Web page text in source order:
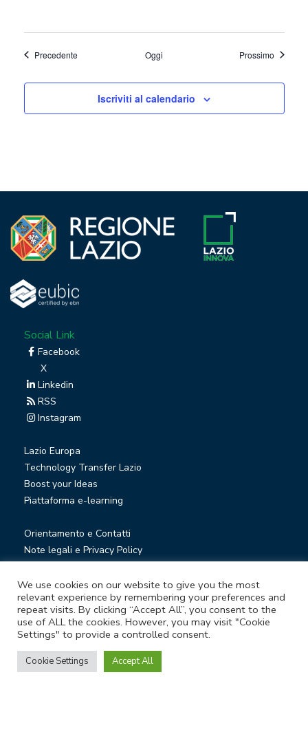
PrecedenteEventi Oggi ProssimoEventi
Iscriviti al calendario
Social Link
Facebook
X
Linkedin
RSS
Instagram
Lazio Europa
Technology Transfer Lazio
Boost your Ideas
Piattaforma e-learning
Orientamento e Contatti
Note legali e Privacy Policy
Società trasparente
Whistleblowing
© Lazio Innova S.p.A. società soggetta a direzione e
coordinamento della Regione Lazio
Sede legale Via Marco Aurelio 26 A - 00184 Roma
We use cookies on our website to give you the most
relevant experience by remembering your preferences and
repeat visits. By clicking “Accept All”, you consent to the
use of ALL the cookies. However, you may visit "Cookie
Settings" to provide a controlled consent.
Cookie Settings Accept All